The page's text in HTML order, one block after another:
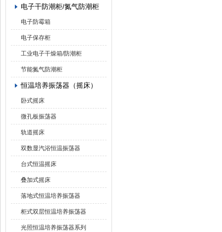
电子干防潮柜/氮气防潮柜
电子防霉箱
电子保存柜
工业电子干燥箱/防潮柜
节能氮气防潮柜
恒温培养振荡器（摇床）
卧式摇床
微孔板振荡器
轨道摇床
双数显汽浴恒温振荡器
台式恒温摇床
叠加式摇床
落地式恒温培养振荡器
柜式双层恒温培养振荡器
光照恒温培养振荡器系列